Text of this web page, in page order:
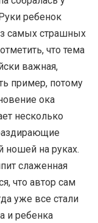
ребенок
самых страшных
что тема
важная,
пример, потому
ока
несколько
ношей на руках.
слаженная
что автор сам
уже все стали
и ребенка